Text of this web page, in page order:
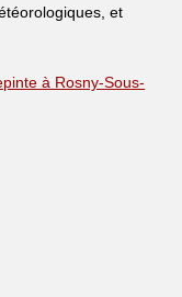
et
à Rosny-Sous-